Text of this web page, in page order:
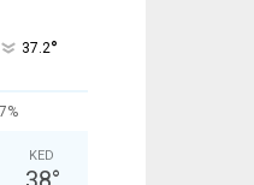
37.2°
KED